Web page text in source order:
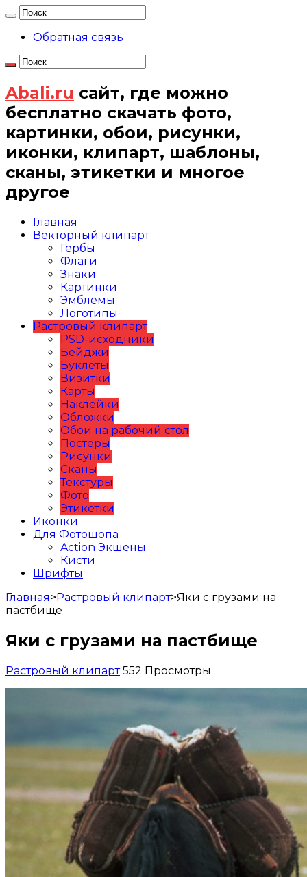
Обратная связь
Abali.ru сайт, где можно
бесплатно скачать фото,
картинки, обои, рисунки,
иконки, клипарт, шаблоны,
сканы, этикетки и многое
другое
Главная
Векторный клипарт
Гербы
Флаги
Знаки
Картинки
Эмблемы
Логотипы
Растровый клипарт
PSD-исходники
Бейджи
Буклеты
Визитки
Карты
Наклейки
Обложки
Обои на рабочий стол
Постеры
Рисунки
Сканы
Текстуры
Фото
Этикетки
Иконки
Для Фотошопа
Action Экшены
Кисти
Шрифты
Главная>Растровый клипарт>Яки с грузами на
пастбище
Яки с грузами на пастбище
Растровый клипарт 552 Просмотры